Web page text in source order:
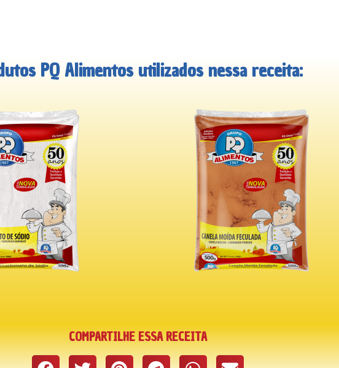
PQ Alimentos utilizados nessa receita:
COMPARTILHE ESSA RECEITA